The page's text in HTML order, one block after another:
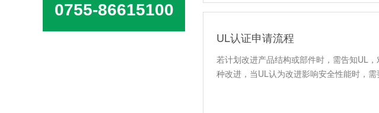
UL认证申请流程
若计划改进产品结构或部件时，需告知UL
种改进，当UL认为改进影响安全性能时，
0755-86615100